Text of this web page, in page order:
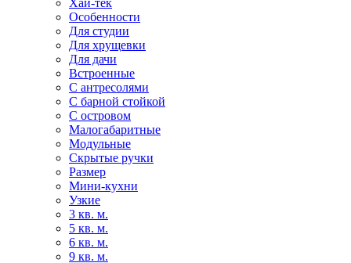
Хай-тек
Особенности
Для студии
Для хрущевки
Для дачи
Встроенные
С антресолями
С барной стойкой
С островом
Малогабаритные
Модульные
Скрытые ручки
Размер
Мини-кухни
Узкие
3 кв. м.
5 кв. м.
6 кв. м.
9 кв. м.